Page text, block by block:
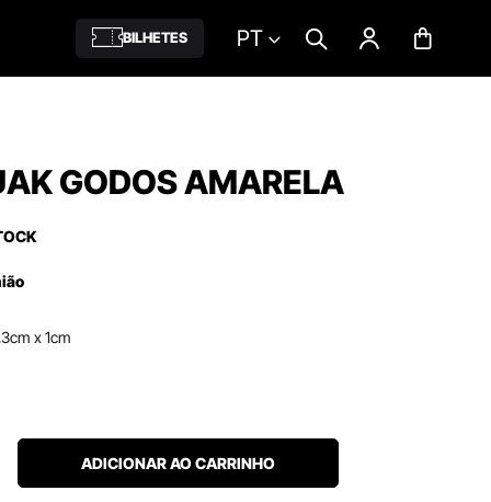
BILHETES PT
GODOS AMARELA
x 1cm
ADICIONAR AO CARRINHO